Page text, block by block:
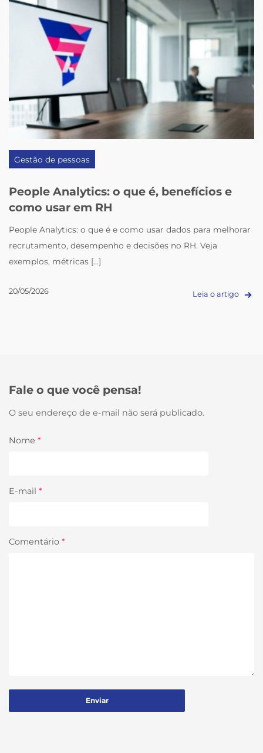
Gestão de pessoas
People Analytics: o que é, benefícios e
como usar em RH
People Analytics: o que é e como usar dados para melhorar
recrutamento, desempenho e decisões no RH. Veja
exemplos, métricas [...]
20/05/2026 Leia o artigo
Fale o que você pensa!
O seu endereço de e-mail não será publicado.
Nome *
E-mail *
Comentário *